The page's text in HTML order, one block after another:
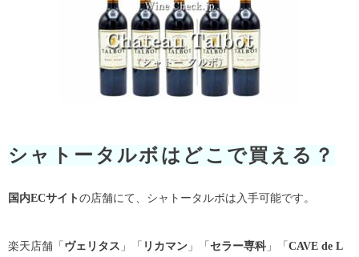
シャトータルボはどこで買える？
国内ECサイトの店舗にて、シャトータルボは入手可能です。
楽天店舗「ヴェリタス 」「 リカマン 」「セラー専科 」「CAVE de L